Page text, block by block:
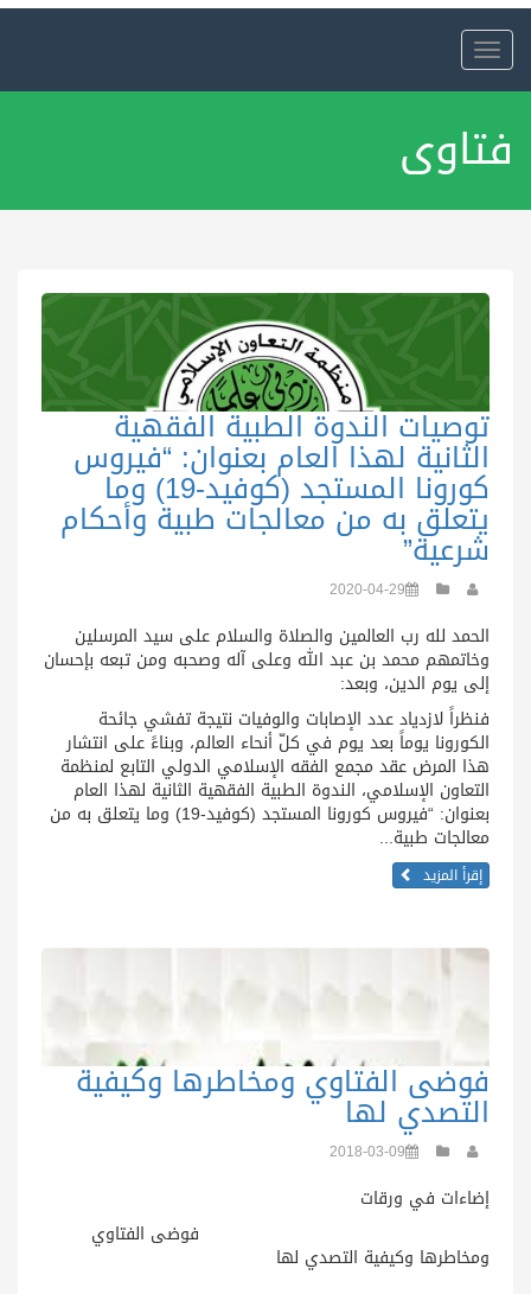
Toggle
navigation
فتاوى
توصيات الندوة الطبية الفقهية
الثانية لهذا العام بعنوان: “فيروس
كورونا المستجد (كوفيد-19) وما
يتعلق به من معالجات طبية وأحكام
شرعية”
2020-04-29
الحمد لله رب العالمين والصلاة والسلام على سيد المرسلين
وخاتمهم محمد بن عبد الله وعلى آله وصحبه ومن تبعه بإحسان
إلى يوم الدين، وبعد:
فنظراً لازدياد عدد الإصابات والوفيات نتيجة تفشي جائحة
الكورونا يوماً بعد يوم في كلّ أنحاء العالم، وبناءً على انتشار
هذا المرض عقد مجمع الفقه الإسلامي الدولي التابع لمنظمة
التعاون الإسلامي، الندوة الطبية الفقهية الثانية لهذا العام
بعنوان: “فيروس كورونا المستجد (كوفيد-19) وما يتعلق به من
معالجات طبية...
إقرأ المزيد
فوضى الفتاوي ومخاطرها وكيفية
التصدي لها
2018-03-09
إضاءات في ورقات
فوضى الفتاوي
ومخاطرها وكيفية التصدي لها